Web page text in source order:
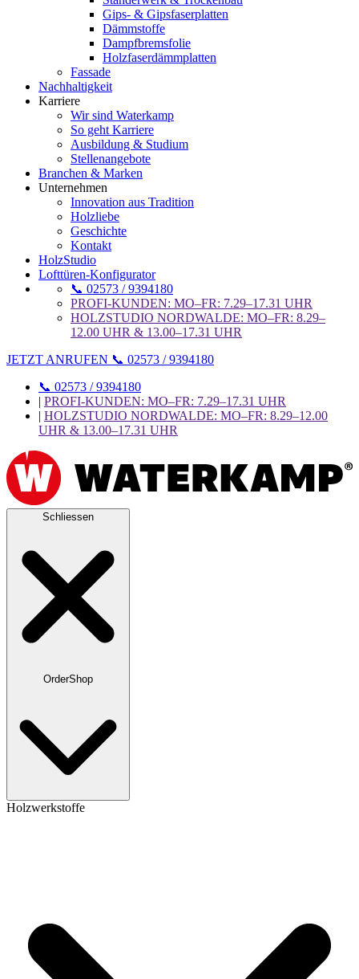
Gips- & Gipsfaserplatten
Dämmstoffe
Dampfbremsfolie
Holzfaserdämmplatten
Fassade
Nachhaltigkeit
Karriere
Wir sind Waterkamp
So geht Karriere
Ausbildung & Studium
Stellenangebote
Branchen & Marken
Unternehmen
Innovation aus Tradition
Holzliebe
Geschichte
Kontakt
HolzStudio
Lofttüren-Konfigurator
📞 02573 / 9394180
PROFI-KUNDEN: MO–FR: 7.29–17.31 UHR
HOLZSTUDIO NORDWALDE: MO–FR: 8.29–
12.00 UHR & 13.00–17.31 UHR
JETZT ANRUFEN 📞 02573 / 9394180
📞 02573 / 9394180
| PROFI-KUNDEN: MO–FR: 7.29–17.31 UHR
| HOLZSTUDIO NORDWALDE: MO–FR: 8.29–12.00
UHR & 13.00–17.31 UHR
Schliessen
OrderShop
Holzwerkstoffe